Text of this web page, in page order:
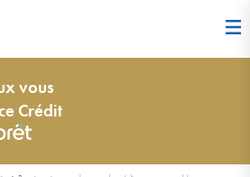
vous
Crédit